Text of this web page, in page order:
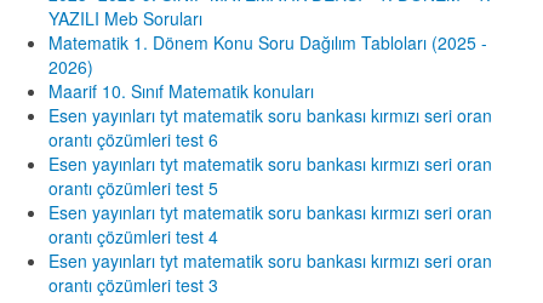
YAZILI Meb Soruları
Matematik 1. Dönem Konu Soru Dağılım Tabloları (2025 -
2026)
Maarif 10. Sınıf Matematik konuları
Esen yayınları tyt matematik soru bankası kırmızı seri oran
orantı çözümleri test 6
Esen yayınları tyt matematik soru bankası kırmızı seri oran
orantı çözümleri test 5
Esen yayınları tyt matematik soru bankası kırmızı seri oran
orantı çözümleri test 4
Esen yayınları tyt matematik soru bankası kırmızı seri oran
orantı çözümleri test 3